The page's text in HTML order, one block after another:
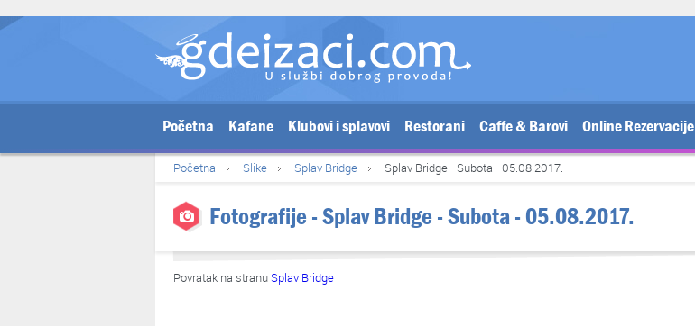
Početna Kafane Klubovi i splavovi Restorani Caffe & Barovi Online Rezervacije
Početna Slike Splav Bridge Splav Bridge - Subota - 05.08.2017.
Fotografije - Splav Bridge - Subota - 05.08.2017.
Povratak na stranu Splav Bridge